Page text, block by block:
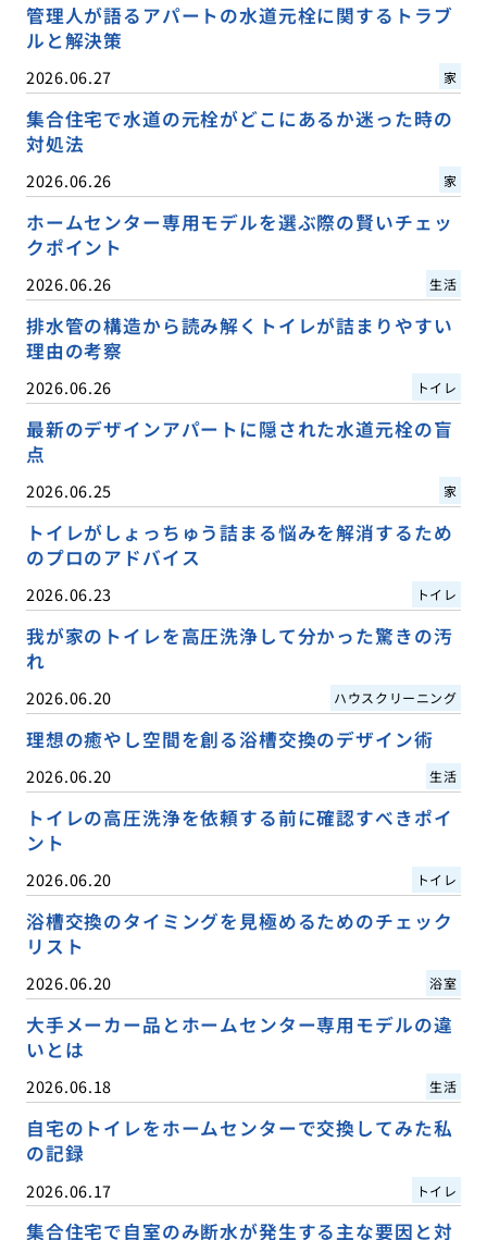
管理人が語るアパートの水道元栓に関するトラブ
ルと解決策
2026.06.27 家
集合住宅で水道の元栓がどこにあるか迷った時の
対処法
2026.06.26 家
ホームセンター専用モデルを選ぶ際の賢いチェッ
クポイント
2026.06.26 生活
排水管の構造から読み解くトイレが詰まりやすい
理由の考察
2026.06.26 トイレ
最新のデザインアパートに隠された水道元栓の盲
点
2026.06.25 家
トイレがしょっちゅう詰まる悩みを解消するため
のプロのアドバイス
2026.06.23 トイレ
我が家のトイレを高圧洗浄して分かった驚きの汚
れ
2026.06.20 ハウスクリーニング
理想の癒やし空間を創る浴槽交換のデザイン術
2026.06.20 生活
トイレの高圧洗浄を依頼する前に確認すべきポイ
ント
2026.06.20 トイレ
浴槽交換のタイミングを見極めるためのチェック
リスト
2026.06.20 浴室
大手メーカー品とホームセンター専用モデルの違
いとは
2026.06.18 生活
自宅のトイレをホームセンターで交換してみた私
の記録
2026.06.17 トイレ
集合住宅で自室のみ断水が発生する主な要因と対